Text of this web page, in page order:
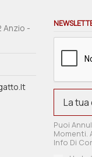
Anzio -
Puoi
Momenti.
Info Di